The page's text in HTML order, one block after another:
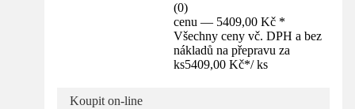
(0)
cenu — 5409,00 Kč *
Všechny ceny vč. DPH a bez
nákladů na přepravu za
ks5409,00 Kč*/ ks
Koupit on-line